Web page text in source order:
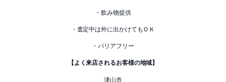
・飲み物提供
・査定中は外に出かけてもＯＫ
・バリアフリー
【よく来店されるお客様の地域】
津山市